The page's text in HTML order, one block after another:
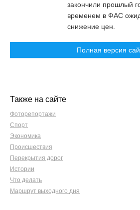
закончили прошлый
временем в ФАС
снижение цен.
Полная версия
Также на сайте
Фоторепортажи
Спорт
Экономика
Происшествия
Перекрытия дорог
Истории
Что делать
Маршрут выходного дня